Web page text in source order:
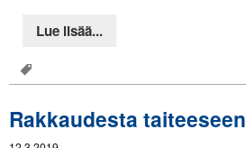
Lue lisää...
Rakkaudesta